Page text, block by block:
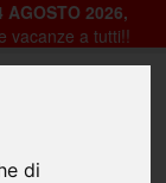
di
AGOSTO 2026,
vacanze a tutti!!